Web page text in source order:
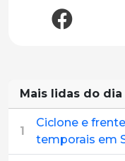
Mais lidas do dia
1
Ciclone e
temporais em